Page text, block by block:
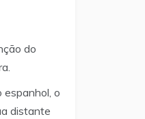
do
espanhol, o
distante